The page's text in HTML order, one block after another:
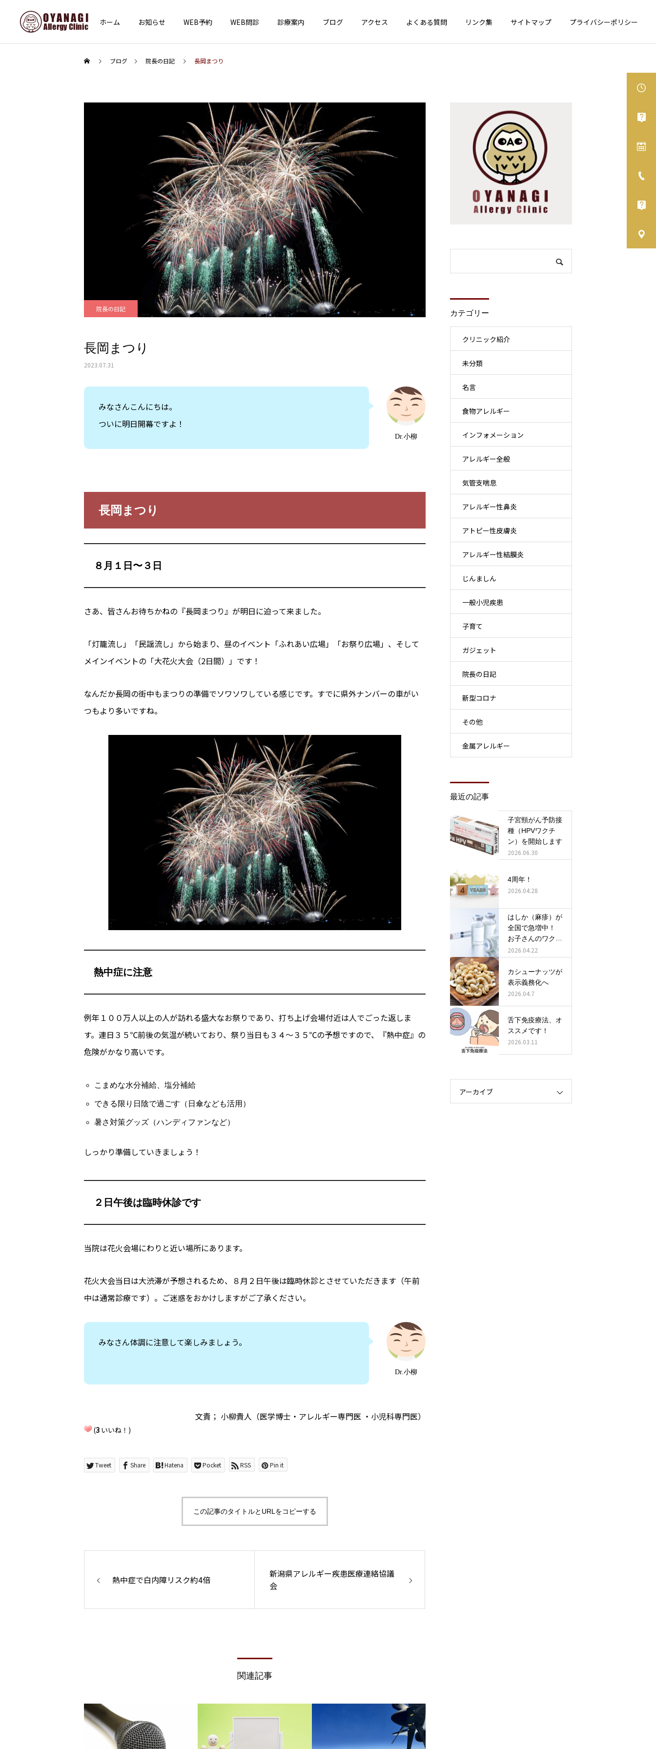
ホーム お知らせ WEB予約 WEB問診 診療案内 ブログ アクセス よくある質問 リンク集 サイトマップ プライバシーポリシー
子宮頸がん予防接種（HPV
ワクチン）を開始します
インフォメーション
4周年！
一般小児疾患
はしか（麻疹）が全国で急
増中！ お子さんのワクチン
接種、確認しましょう！
食物アレルギー
カシューナッツが表示義務
舌下免疫療法、オススメで
ブログ 院長の日記 長岡まつり
院長の日記
長岡まつり
2023.07.31
Dr.小柳
みなさんこんにちは。
ついに明日開幕ですよ！
長岡まつり
８月１日〜３日
さあ、皆さんお待ちかねの『長岡まつり』が明日に迫って来ました。
「灯籠流し」「民謡流し」から始まり、昼のイベント「ふれあい広場」「お祭り広場」、そして
メインイベントの「大花火大会（2日間）」です！
なんだか長岡の街中もまつりの準備でソワソワしている感じです。すでに県外ナンバーの車がい
つもより多いですね。
熱中症に注意
例年１００万人以上の人が訪れる盛大なお祭りであり、打ち上げ会場付近は人でごった返しま
す。連日３５℃前後の気温が続いており、祭り当日も３４〜３５℃の予想ですので、『熱中症』の
危険がかなり高いです。
こまめな水分補給、塩分補給
できる限り日陰で過ごす（日傘なども活用）
暑さ対策グッズ（ハンディファンなど）
しっかり準備していきましょう！
２日午後は臨時休診です
当院は花火会場にわりと近い場所にあります。
花火大会当日は大渋滞が予想されるため、８月２日午後は臨時休診とさせていただきます（午前
中は通常診療です）。ご迷惑をおかけしますがご了承ください。
Dr.小柳
みなさん体調に注意して楽しみましょう。
文責； 小柳貴人（医学博士・アレルギー専門医 ・小児科専門医）
(3 いいね！)
Tweet Share Hatena Pocket RSS Pin it
この記事のタイトルとURLをコピーする
熱中症で白内障リスク約4倍
新潟県アレルギー疾患医療連絡協議
会
関連記事
カテゴリー
クリニック紹介
未分類
名言
食物アレルギー
インフォメーション
アレルギー全般
気管支喘息
アレルギー性鼻炎
アトピー性皮膚炎
アレルギー性結膜炎
じんましん
一般小児疾患
子育て
ガジェット
院長の日記
新型コロナ
その他
金属アレルギー
最近の記事
子宮頸がん予防接
種（HPVワクチ
ン）を開始します
2026.06.30
4周年！
2026.04.28
はしか（麻疹）が
全国で急増中！
お子さんのワクチ
ン接種、確認しま
しょう！
2026.04.22
カシューナッツが
表示義務化へ
2026.04.7
舌下免疫療法、オ
ススメです！
2026.03.11
アーカイブ